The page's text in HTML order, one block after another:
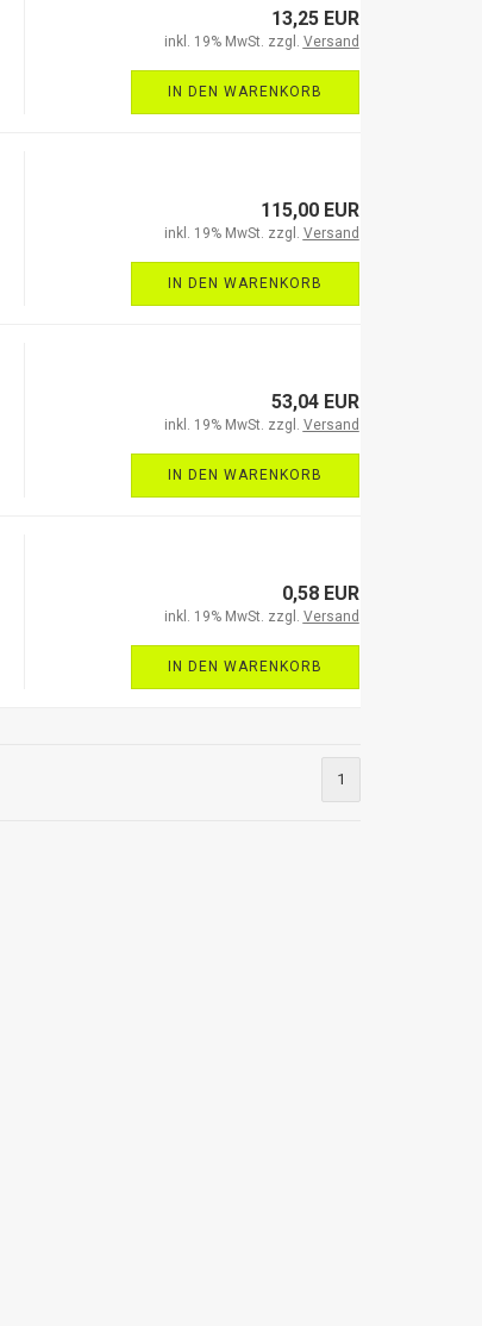
13,25 EUR
inkl. 19% MwSt. zzgl. Versand
IN DEN WARENKORB
115,00 EUR
inkl. 19% MwSt. zzgl. Versand
IN DEN WARENKORB
53,04 EUR
inkl. 19% MwSt. zzgl. Versand
IN DEN WARENKORB
0,58 EUR
inkl. 19% MwSt. zzgl. Versand
IN DEN WARENKORB
1